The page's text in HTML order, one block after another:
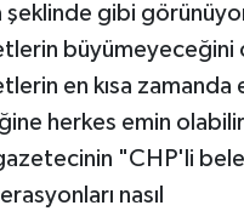
şeklinde gibi
büyümeyeceğini
en kısa zamanda
herkes emin
"CHP'li
nasıl